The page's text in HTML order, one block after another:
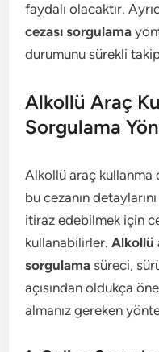
faydalı olacaktır.
cezası sorgulama
durumunu sürekli
Alkollü Araç
Sorgulama
Alkollü araç kullanma
bu cezanın
itiraz edebilmek için
kullanabilirler.Alkollü
sorgulama süreci,
açısından oldukça
almanız gereken